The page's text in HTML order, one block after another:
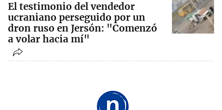
El testimonio del vendedor
ucraniano perseguido por un
dron ruso en Jersón: "Comenzó
a volar hacia mí"